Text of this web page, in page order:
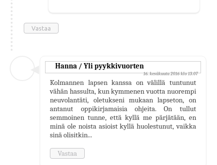
Vastaa
Hanna / Yli pyykkivuorten
16. kesäkuuta 2016 klo 13.07
Kolmannen lapsen kanssa on välillä tuntunut
vähän hassulta, kun kymmenen vuotta nuorempi
neuvolantäti, oletukseni mukaan lapseton, on
antanut oppikirjamaisia ohjeita. On tullut
semmoinen tunne, että kyllä me pärjätään, en
minä ole noista asioist kyllä huolestunut, vaikka
sinä olisitkin...
Vastaa